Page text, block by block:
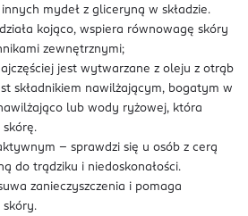
mydeł z gliceryną w składzie.
kojąco, wspiera równowagę skóry
zewnętrznymi;
jest wytwarzane z oleju z otrąb
składnikiem nawilżającym, bogatym w
lub wody ryżowej, która
skórę.
– sprawdzi się u osób z cerą
do trądziku i niedoskonałości.
zanieczyszczenia i pomaga